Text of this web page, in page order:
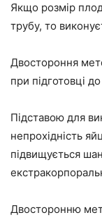
Якщо розмір
трубу, то
Двостороння
при підготовці
Підставою для
непрохідність
підвищується
Двосторонню